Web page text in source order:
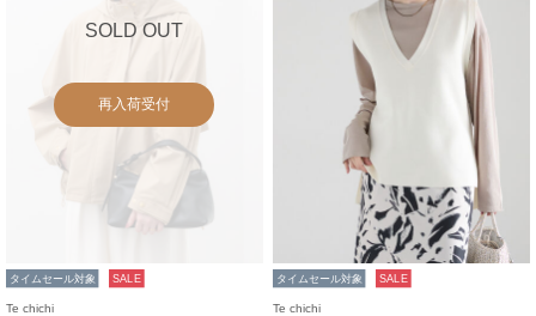
SOLD OUT
再入荷受付
タイムセール対象 SALE
Te chichi
タイムセール対象 SALE
Te chichi